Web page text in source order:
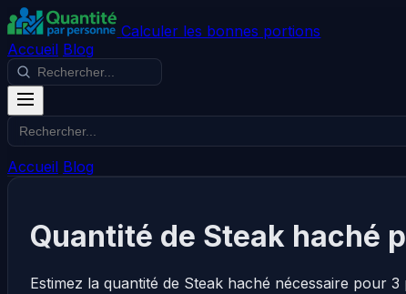
Calculer les bonnes portions
Accueil Blog
Accueil Blog
Quantité de Steak haché
Estimez la quantité de Steak haché nécessaire pour